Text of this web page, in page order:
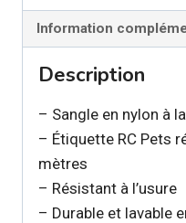
pour
Information
Description
– Sangle en nylon à
– Étiquette RC Pets
mètres
– Résistant à l’usure
– Durable et lavable